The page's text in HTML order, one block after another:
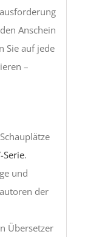
Anschein
Sie auf jede
–
Serie.
und
der
Übersetzer